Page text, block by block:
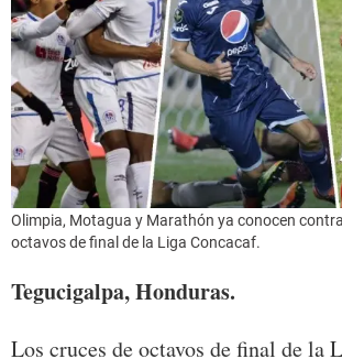
Olimpia, Motagua y Marathón ya conocen
octavos de final de la Liga Concacaf.
Tegucigalpa, Honduras.
Los cruces de octavos de final de la